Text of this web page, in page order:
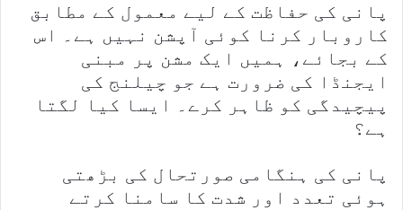
پانی کی حفاظت کے لیے معمول کے مطابق
کاروبار کرنا کوئی آپشن نہیں ہے۔ اس
کے بجائے، ہمیں ایک مشن پر مبنی
ایجنڈا کی ضرورت ہے جو چیلنج کی
پیچیدگی کو ظاہر کرے۔ ایسا کیا لگتا
ہے؟
پانی کی ہنگامی صورتحال کی بڑھتی
ہوئی تعدد اور شدت کا سامنا کرتے